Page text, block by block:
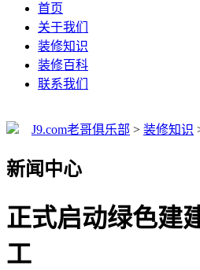
首页
关于我们
装修知识
装修百科
联系我们
J9.com老哥俱乐部 > 装修知识
新闻中心
正式启动绿色建
工